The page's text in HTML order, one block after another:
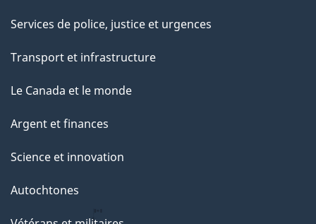
Services de police, justice et urgences
Transport et infrastructure
Le Canada et le monde
Argent et finances
Science et innovation
Autochtones